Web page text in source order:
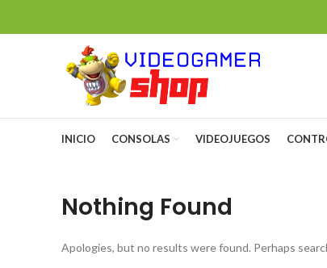
INICIO CONSOLAS VIDEOJUEGOS
Nothing Found
Apologies, but no results were found. Perhaps